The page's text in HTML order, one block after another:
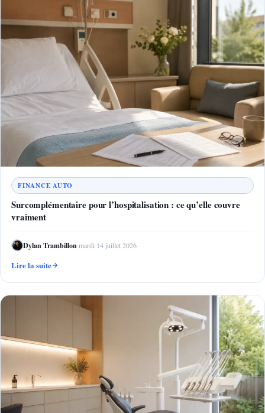
FINANCE AUTO
Surcomplémentaire pour l’hospitalisation : ce qu’elle couvre
vraiment
Dylan Trambillon·mardi 14 juillet 2026
Lire la suite